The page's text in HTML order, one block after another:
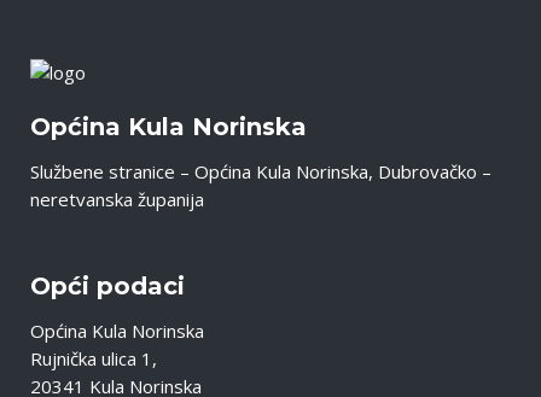
Općina Kula Norinska
Službene stranice – Općina Kula Norinska, Dubrovačko –
neretvanska županija
Opći podaci
Općina Kula Norinska
Rujnička ulica 1,
20341 Kula Norinska